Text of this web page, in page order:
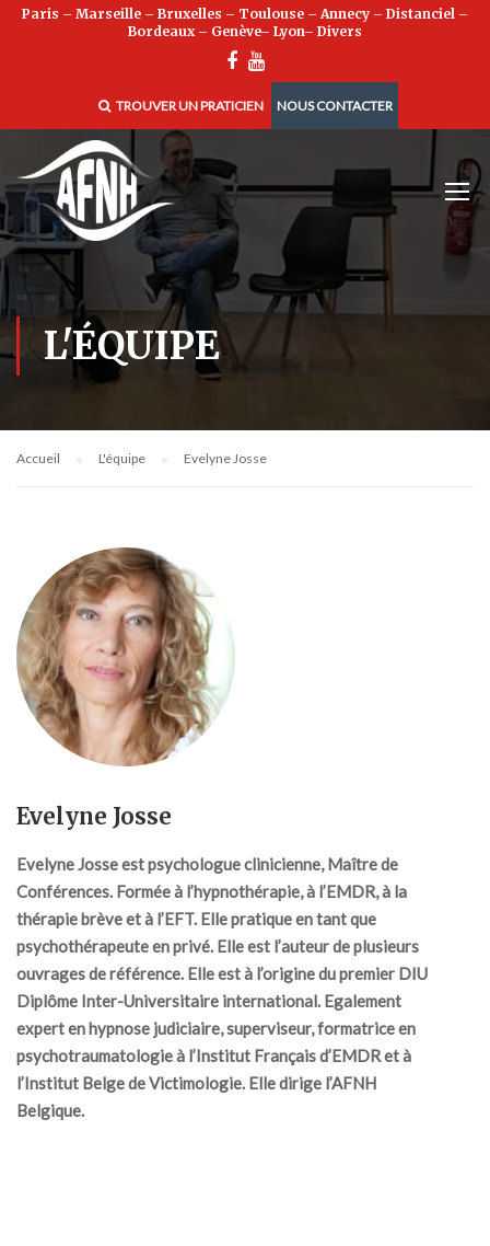
Paris – Marseille – Bruxelles – Toulouse – Annecy – Distanciel –
Bordeaux– Genève– Lyon– Divers
TROUVER UN PRATICIEN NOUS CONTACTER
L'ÉQUIPE
Accueil L'équipe Evelyne Josse
Evelyne Josse
Evelyne Josse est psychologue clinicienne, Maître de
Conférences. Formée à l’hypnothérapie, à l’EMDR, à la
thérapie brève et à l’EFT. Elle pratique en tant que
psychothérapeute en privé. Elle est l’auteur de plusieurs
ouvrages de référence. Elle est à l’origine du premier DIU
Diplôme Inter-Universitaire international. Egalement
expert en hypnose judiciaire, superviseur, formatrice en
psychotraumatologie à l’Institut Français d’EMDR et à
l’Institut Belge de Victimologie. Elle dirige l’AFNH
Belgique.